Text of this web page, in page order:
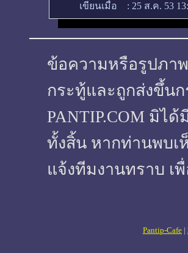
เขียนเมื่อ
: 25 ส.ค. 53
ข้อความหรือรูปภา
กระทู้และถูกส่งขึ้น
PANTIP.COM มิไ
ทั้งสิ้น หากท่านพบ
แจ้งทีมงานทราบ เ
Pantip-Cafe |